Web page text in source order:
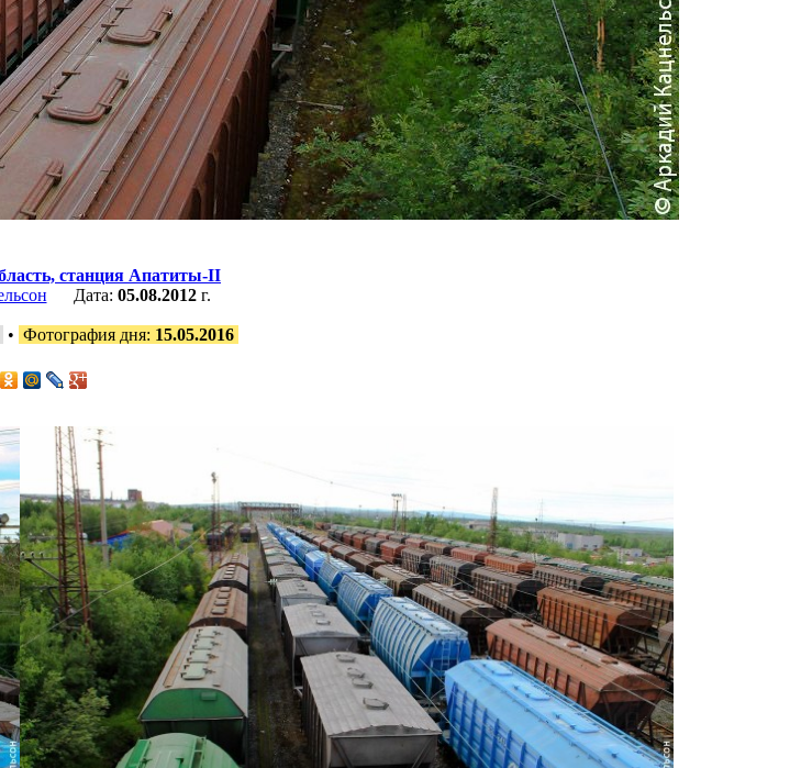
станция Апатиты-II
Дата: 05.08.2012г.
• Фотография дня: 15.05.2016